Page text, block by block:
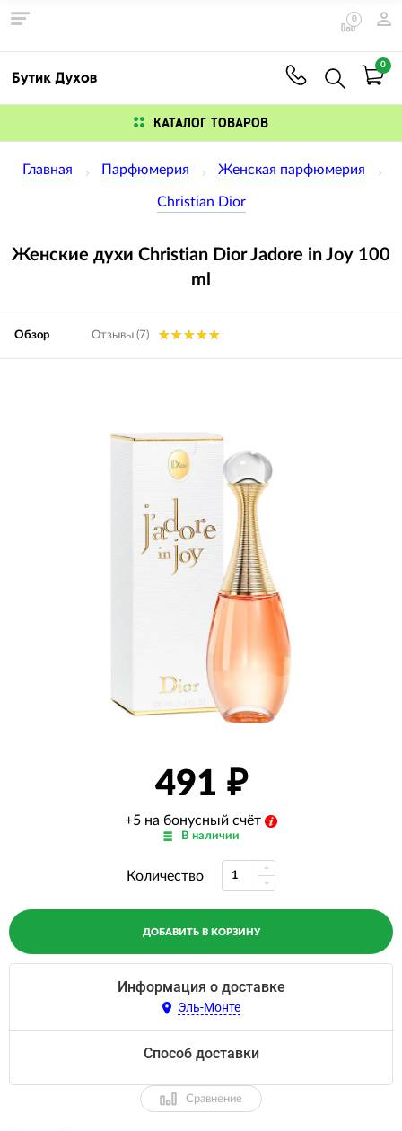
0
0
КАТАЛОГ ТОВАРОВ
Главная Парфюмерия Женская парфюмерия
Christian Dior
Женские духи Christian Dior Jadore in Joy 100
ml
Обзор Отзывы (7)
491
+5 на бонусный счёт
В наличии
Количество
ДОБАВИТЬ В КОРЗИНУ
Информация о доставке
Эль-Монте
Способ доставки
Сравнение